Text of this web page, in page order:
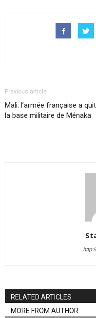
Previous article
Mali: l’armée française a
la base militaire de Ménaka
RELATED ARTICLES
MORE FROM AUTHOR